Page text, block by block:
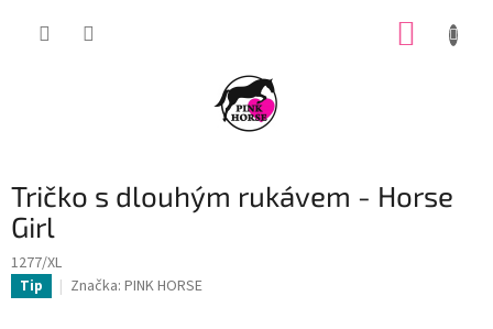
Tričko s dlouhým rukávem - Horse
Girl
1277/XL
Tip Značka: PINK HORSE